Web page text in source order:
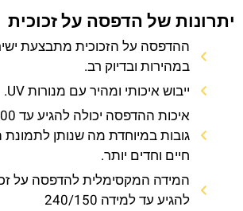
יתרונות של הדפסה על זכוכית
ההדפסה על הזכוכית מתבצעת
במהירות ובדיוק רב.
ייבוש איכותי ומהיר עם מנורות UV.
גובות במיוחדת מה שנותן לתמונת
חיים וחדים יותר.
המידה המקסימלית להדפסה על
להגיע עד למידה 240/150